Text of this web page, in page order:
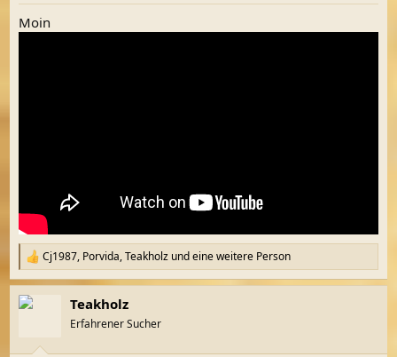
Moin
R
e
a
k
Cj1987, Porvida,Teakholz und eine weitere Person
Teakholz
Erfahrener Sucher